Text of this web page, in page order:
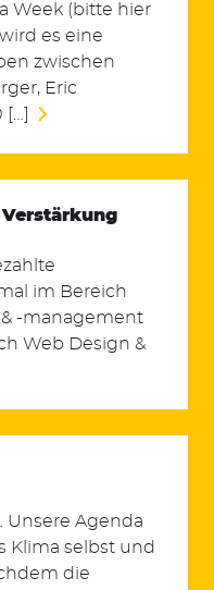
Week (bitte hier
es eine
zwischen
Eric
[…]
Verstärkung
im Bereich
-management
Web Design &
Unsere Agenda
Klima selbst und
die